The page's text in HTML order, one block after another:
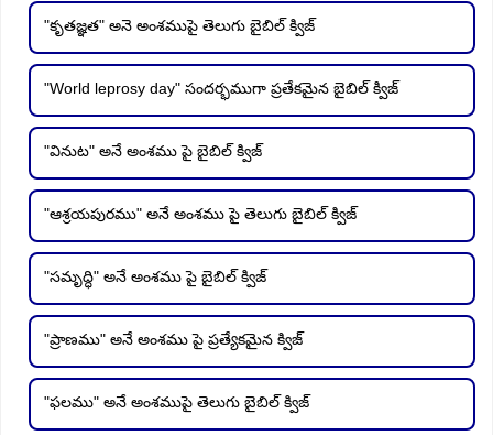
"కృతజ్ఞత" అనె అంశముపై తెలుగు బైబిల్ క్విజ్
"World leprosy day" సందర్భముగా ప్రతేకమైన బైబిల్ క్విజ్
"వినుట" అనే అంశము పై బైబిల్ క్విజ్
"ఆశ్రయపురము" అనే అంశము పై తెలుగు బైబిల్ క్విజ్
"సమృద్ధి" అనే అంశము పై బైబిల్ క్విజ్
"ప్రాణము" అనే అంశము పై ప్రత్యేకమైన క్విజ్
"ఫలము" అనే అంశముపై తెలుగు బైబిల్ క్విజ్